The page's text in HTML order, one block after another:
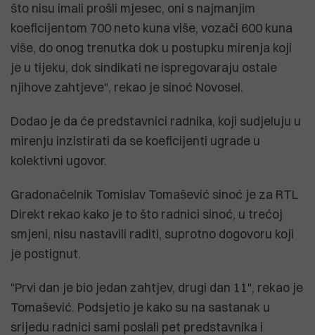
što nisu imali prošli mjesec, oni s najmanjim
koeficijentom 700 neto kuna više, vozači 600 kuna
više, do onog trenutka dok u postupku mirenja koji
je u tijeku, dok sindikati ne ispregovaraju ostale
njihove zahtjeve", rekao je sinoć Novosel.
Dodao je da će predstavnici radnika, koji sudjeluju u
mirenju inzistirati da se koeficijenti ugrade u
kolektivni ugovor.
Gradonačelnik Tomislav Tomašević sinoć je za RTL
Direkt rekao kako je to što radnici sinoć, u trećoj
smjeni, nisu nastavili raditi, suprotno dogovoru koji
je postignut.
"Prvi dan je bio jedan zahtjev, drugi dan 11", rekao je
Tomašević. Podsjetio je kako su na sastanak u
srijedu radnici sami poslali pet predstavnika i